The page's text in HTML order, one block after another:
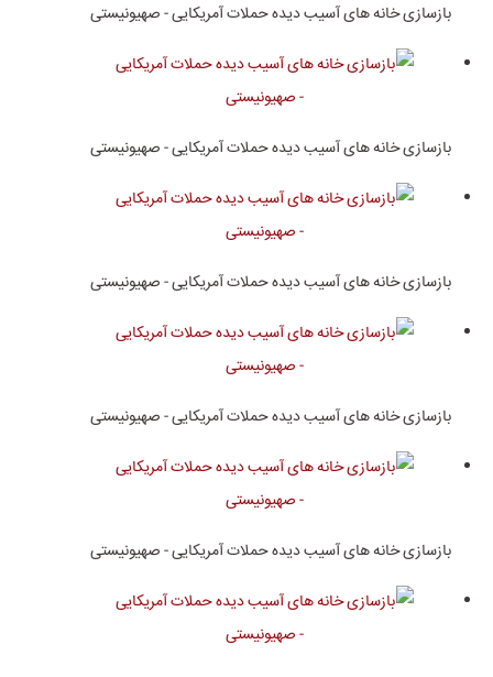
بازسازی خانه های آسیب دیده حملات آمریکایی - صهیونیستی
بازسازی خانه های آسیب دیده حملات آمریکایی - صهیونیستی
بازسازی خانه های آسیب دیده حملات آمریکایی - صهیونیستی
بازسازی خانه های آسیب دیده حملات آمریکایی - صهیونیستی
بازسازی خانه های آسیب دیده حملات آمریکایی - صهیونیستی